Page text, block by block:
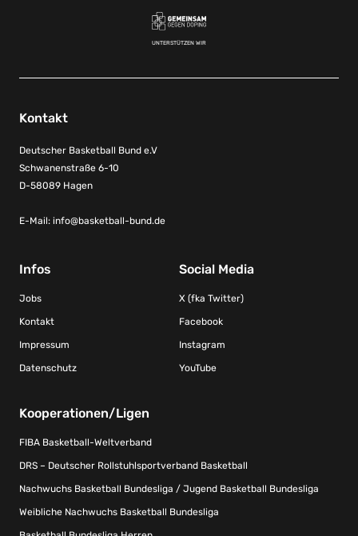
UNTERSTÜTZEN WIR
Kontakt
Deutscher Basketball Bund e.V
Schwanenstraße 6-10
D-58089 Hagen
E-Mail: info@basketball-bund.de
Infos
Jobs
Kontakt
Impressum
Datenschutz
Social Media
X (fka Twitter)
Facebook
Instagram
YouTube
Kooperationen/Ligen
FIBA Basketball-Weltverband
DRS – Deutscher Rollstuhlsportverband Basketball
Nachwuchs Basketball Bundesliga / Jugend Basketball Bundesliga
Weibliche Nachwuchs Basketball Bundesliga